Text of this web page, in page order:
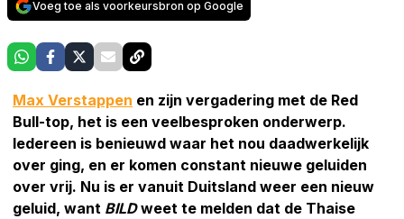
Voeg toe als voorkeursbron op Google
Max Verstappen en zijn vergadering met de Red
Bull-top, het is een veelbesproken onderwerp.
Iedereen is benieuwd waar het nou daadwerkelijk
over ging, en er komen constant nieuwe geluiden
over vrij. Nu is er vanuit Duitsland weer een nieuw
geluid, want BILDweet te melden dat de Thaise